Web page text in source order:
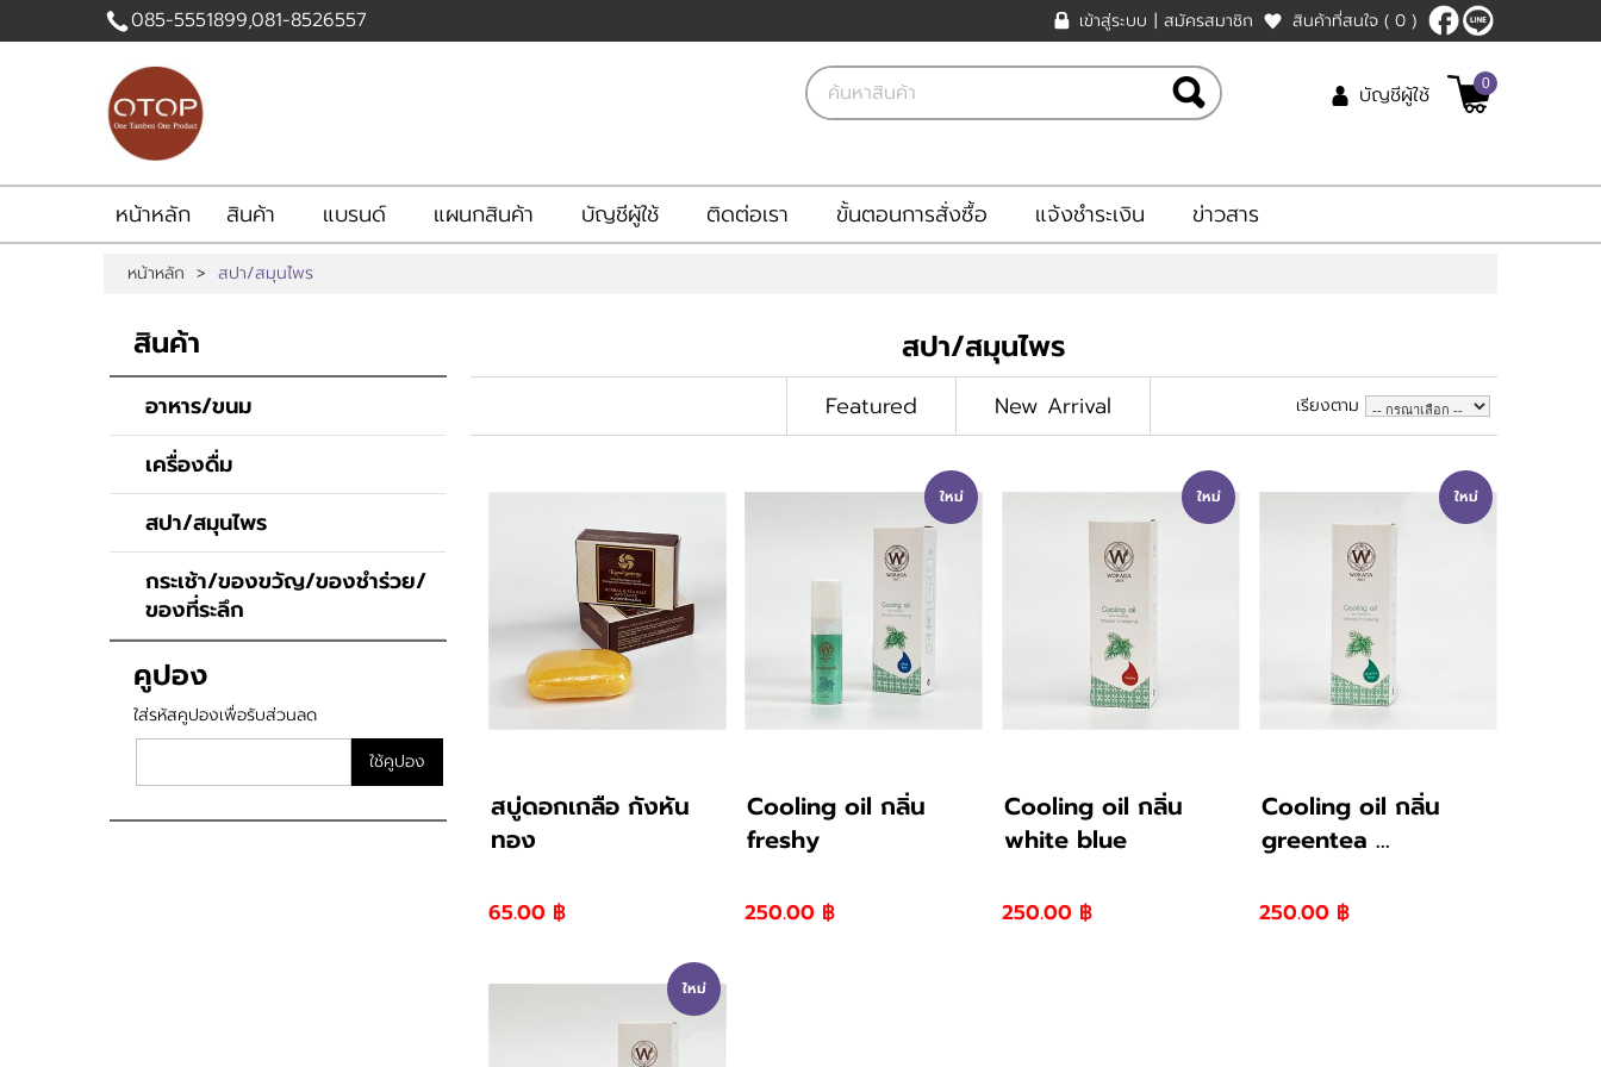
สินค้าที่สนใจ
สินค้า
แผนกสินค้า
บัญชีผู้ใช้
ติดต่อเรา
ขั้นตอนการสั่งซื้อ
แจ้งชำระเงิน
ข่าวสาร
085-5551899,081-8526557 เข้าสู่ระบบ | สมัครสมาชิก สินค้าที่สนใจ ( 0 )
บัญชีผู้ใช้ 0
หน้าหลัก สินค้า แบรนด์ แผนกสินค้า บัญชีผู้ใช้ ติดต่อเรา ขั้นตอนการสั่งซื้อ แจ้งชำระเงิน ข่าวสาร
หน้าหลัก > สปา/สมุนไพร
สินค้า
อาหาร/ขนม
เครื่องดื่ม
สปา/สมุนไพร
กระเช้า/ของขวัญ/ของชำร่วย/
ของที่ระลึก
คูปอง
ใส่รหัสคูปองเพื่อรับส่วนลด
ใช้คูปอง
สปา/สมุนไพร
Featured New Arrival เรียงตาม
สบู่ดอกเกลือ กังหัน
ทอง
65.00 ฿
ใหม่
Cooling oil กลิ่น
freshy
250.00 ฿
ใหม่
Cooling oil กลิ่น
white blue
250.00 ฿
ใหม่
Cooling oil กลิ่น
greentea ...
250.00 ฿
ใหม่